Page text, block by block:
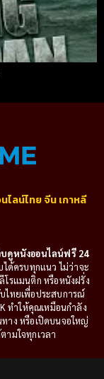
ไลน์ไทย จีน เกาหลี
บดูหนังออนไลน์ฟรี 24
ด้ครบทุกแนว ไม่ว่าจะ
โรแมนติก หรือหนังฝรั่ง
ไทยเพื่อประสบการณ์
ทำให้คุณเหมือนกำลัง
าง หรือเปิดบนจอใหญ่
ามใจทุกเวลา